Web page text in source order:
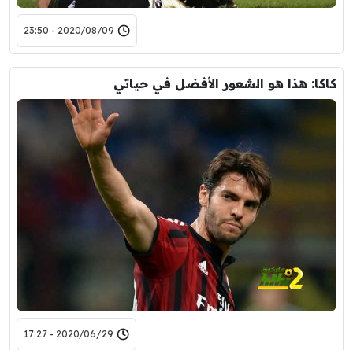
2020/08/09 - 23:50
كاكا: هذا هو الشعور الأفضل في حياتي
2020/06/29 - 17:27